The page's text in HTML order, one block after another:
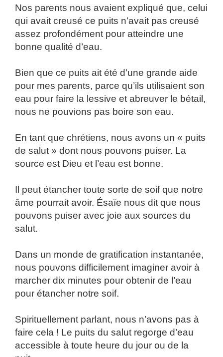
Nos parents nous avaient expliqué que, celui
qui avait creusé ce puits n’avait pas creusé
assez profondément pour atteindre une
bonne qualité d’eau.
Bien que ce puits ait été d’une grande aide
pour mes parents, parce qu’ils utilisaient son
eau pour faire la lessive et abreuver le bétail,
nous ne pouvions pas boire son eau.
En tant que chrétiens, nous avons un « puits
de salut » dont nous pouvons puiser. La
source est Dieu et l’eau est bonne.
Il peut étancher toute sorte de soif que notre
âme pourrait avoir. Ésaïe nous dit que nous
pouvons puiser avec joie aux sources du
salut.
Dans un monde de gratification instantanée,
nous pouvons difficilement imaginer avoir à
marcher dix minutes pour obtenir de l’eau
pour étancher notre soif.
Spirituellement parlant, nous n’avons pas à
faire cela ! Le puits du salut regorge d’eau
accessible à toute heure du jour ou de la